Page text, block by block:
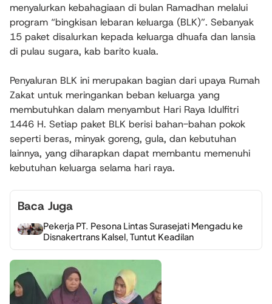
menyalurkan kebahagiaan di bulan Ramadhan melalui
program “bingkisan lebaran keluarga (BLK)”. Sebanyak
15 paket disalurkan kepada keluarga dhuafa dan lansia
di pulau sugara, kab barito kuala.
Penyaluran BLK ini merupakan bagian dari upaya Rumah
Zakat untuk meringankan beban keluarga yang
membutuhkan dalam menyambut Hari Raya Idulfitri
1446 H. Setiap paket BLK berisi bahan-bahan pokok
seperti beras, minyak goreng, gula, dan kebutuhan
lainnya, yang diharapkan dapat membantu memenuhi
kebutuhan keluarga selama hari raya.
Baca Juga
Pekerja PT. Pesona Lintas Surasejati Mengadu ke
Disnakertrans Kalsel, Tuntut Keadilan